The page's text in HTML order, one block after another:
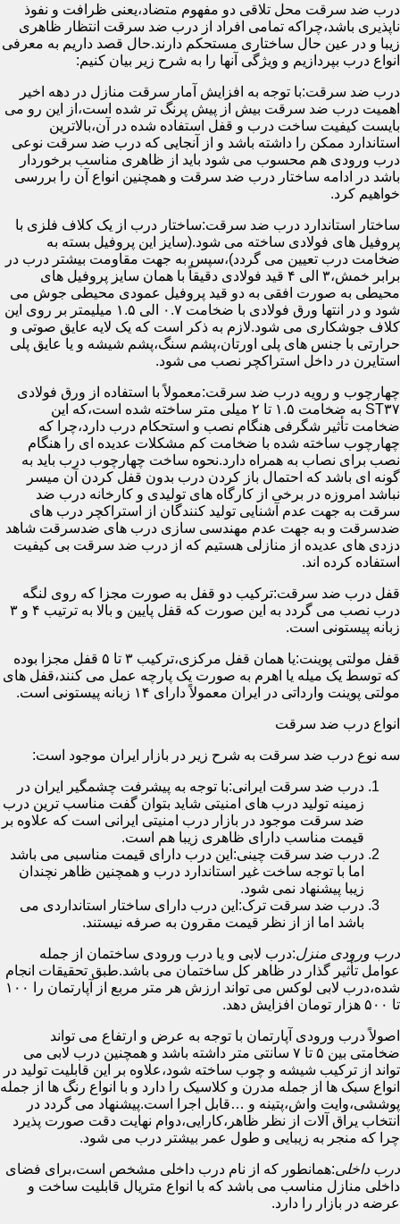
درب ضد سرقت محل تلاقی دو مفهوم متضاد،یعنی ظرافت و نفوذ
ناپذیری باشد،چراکه تمامی افراد از درب ضد سرقت انتظار ظاهری
زیبا و در عین حال ساختاری مستحکم دارند.حال قصد داریم به معرفی
انواع درب بپردازیم و ویژگی آنها را به شرح زیر بیان کنیم:
درب ضد سرقت:با توجه به افزایش آمار سرقت منازل در دهه اخیر
اهمیت درب ضد سرقت بیش از پیش پرنگ تر شده است،از این رو می
بایست کیفیت ساخت درب و قفل استفاده شده در آن،بالاترین
استاندارد ممکن را داشته باشد و از آنجایی که درب ضد سرقت نوعی
درب ورودی هم محسوب می شود باید از ظاهری مناسب برخوردار
باشد در ادامه ساختار درب ضد سرقت و همچنین انواع آن را بررسی
خواهیم کرد.
ساختار استاندارد درب ضد سرقت:ساختار درب از یک کلاف فلزی با
پروفیل های فولادی ساخته می شود.(سایز این پروفیل بسته به
ضخامت درب تعیین می گردد)،سپس به جهت مقاومت بیشتر درب در
برابر خمش،۳ الی ۴ قید فولادی دقیقاً با همان سایز پروفیل های
محیطی به صورت افقی به دو قید پروفیل عمودی محیطی جوش می
شود و در انتها ورق فولادی با ضخامت ۰.۷ الی ۱.۵ میلیمتر بر روی این
کلاف جوشکاری می شود.لازم به ذکر است که یک لایه عایق صوتی و
حرارتی با جنس های پلی اورتان،پشم سنگ،پشم شیشه و یا عایق پلی
استایرن در داخل استراکچر نصب می شود.
چهارچوب و رویه درب ضد سرقت:معمولاً با استفاده از ورق فولادی
ST۳۷ به ضخامت ۱.۵ تا ۲ میلی متر ساخته شده است،که این
ضخامت تأثیر شگرفی هنگام نصب و استحکام درب دارد،چرا که
چهارچوب ساخته شده با ضخامت کم مشکلات عدیده ای را هنگام
نصب برای نصاب به همراه دارد.نحوه ساخت چهارچوب درب باید به
گونه ای باشد که احتمال باز کردن درب بدون قفل کردن آن میسر
نباشد امروزه در برخی از کارگاه های تولیدی و کارخانه درب ضد
سرقت به جهت عدم آشنایی تولید کنندگان از استراکچر درب های
ضدسرقت و به جهت عدم مهندسی سازی درب های ضدسرقت شاهد
دزدی های عدیده از منازلی هستیم که از درب ضد سرقت بی کیفیت
استفاده کرده اند.
قفل درب ضد سرقت:ترکیب دو قفل به صورت مجزا که روی لنگه
درب نصب می گردد به این صورت که قفل پایین و بالا به ترتیب ۴ و ۳
زبانه پیستونی است.
قفل مولتی پوینت:یا همان قفل مرکزی،ترکیب ۳ تا ۵ قفل مجزا بوده
که توسط یک میله یا اهرم به صورت یک پارچه عمل می کنند،قفل های
مولتی پوینت وارداتی در ایران معمولاً دارای ۱۴ زبانه پیستونی است.
انواع درب ضد سرقت
سه نوع درب ضد سرقت به شرح زیر در بازار ایران موجود است:
درب ضد سرقت ایرانی:با توجه به پیشرفت چشمگیر ایران در
زمینه تولید درب های امنیتی شاید بتوان گفت مناسب ترین درب
ضد سرقت موجود در بازار درب امنیتی ایرانی است که علاوه بر
قیمت مناسب دارای ظاهری زیبا هم است.
درب ضد سرقت چینی:این درب دارای قیمت مناسبی می باشد
اما با توجه ساخت غیر استاندارد درب و همچنین ظاهر نچندان
زیبا پیشنهاد نمی شود.
درب ضد سرقت ترک:این درب دارای ساختار استانداردی می
باشد اما از از نظر قیمت مقرون به صرفه نیستند.
درب ورودی منزل:درب لابی و یا درب ورودی ساختمان از جمله
عوامل تأثیر گذار در ظاهر کل ساختمان می باشد.طبق تحقیقات انجام
شده،درب لابی لوکس می تواند ارزش هر متر مربع از آپارتمان را ۱۰۰
تا ۵۰۰ هزار تومان افزایش دهد.
اصولاً درب ورودی آپارتمان با توجه به عرض و ارتفاع می تواند
ضخامتی بین ۵ تا ۷ سانتی متر داشته باشد و همچنین درب لابی می
تواند از ترکیب شیشه و چوب ساخته شود،علاوه بر این قابلیت تولید در
انواع سبک ها از جمله مدرن و کلاسیک را دارد و با انواع رنگ ها از جمله
پوششی،وایت واش،پتینه و …قابل اجرا است.پیشنهاد می گردد در
انتخاب یراق آلات از نظر ظاهر،کارایی،دوام نهایت دقت صورت پذیرد
چرا که منجر به زیبایی و طول عمر بیشتر درب می شود.
درب داخلی:همانطور که از نام درب داخلی مشخص است،برای فضای
داخلی منازل مناسب می باشد که با انواع متریال قابلیت ساخت و
عرضه در بازار را دارد.